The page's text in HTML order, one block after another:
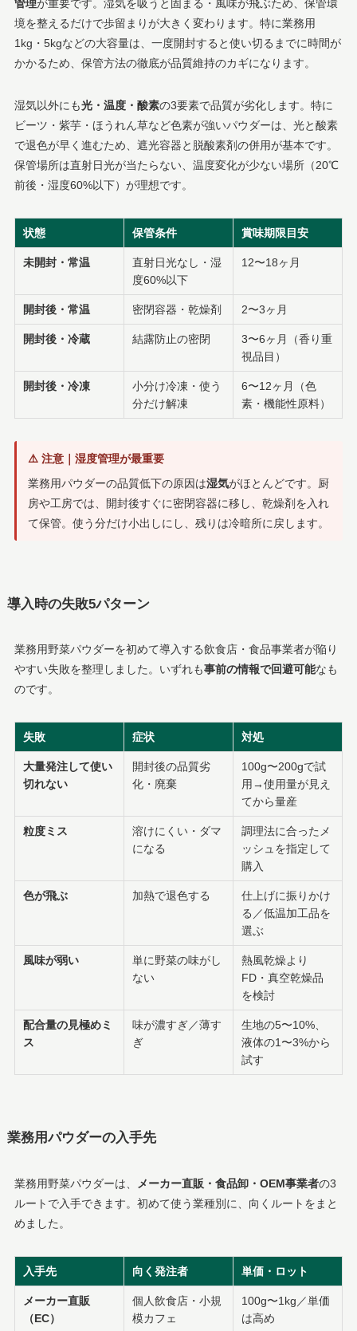
管理が重要です。湿気を吸うと固まる・風味が飛ぶため、保管環
境を整えるだけで歩留まりが大きく変わります。特に業務用
1kg・5kgなどの大容量は、一度開封すると使い切るまでに時間が
かかるため、保管方法の徹底が品質維持のカギになります。
湿気以外にも光・温度・酸素の3要素で品質が劣化します。特に
ビーツ・紫芋・ほうれん草など色素が強いパウダーは、光と酸素
で退色が早く進むため、遮光容器と脱酸素剤の併用が基本です。
保管場所は直射日光が当たらない、温度変化が少ない場所（20℃
前後・湿度60%以下）が理想です。
状態 保管条件 賞味期限目安
未開封・常温
直射日光なし・湿
度60%以下
12〜18ヶ月
開封後・常温 密閉容器・乾燥剤 2〜3ヶ月
開封後・冷蔵 結露防止の密閉
3〜6ヶ月（香り重
視品目）
開封後・冷凍
小分け冷凍・使う
分だけ解凍
6〜12ヶ月（色
素・機能性原料）
⚠️ 注意｜湿度管理が最重要
業務用パウダーの品質低下の原因は湿気がほとんどです。厨
房や工房では、開封後すぐに密閉容器に移し、乾燥剤を入れ
て保管。使う分だけ小出しにし、残りは冷暗所に戻します。
導入時の失敗5パターン
業務用野菜パウダーを初めて導入する飲食店・食品事業者が陥り
やすい失敗を整理しました。いずれも事前の情報で回避可能なも
のです。
失敗 症状 対処
大量発注して使い
切れない
開封後の品質劣
化・廃棄
100g〜200gで試
用→使用量が見え
てから量産
粒度ミス
溶けにくい・ダマ
になる
調理法に合ったメ
ッシュを指定して
購入
色が飛ぶ 加熱で退色する
仕上げに振りかけ
る／低温加工品を
選ぶ
風味が弱い
単に野菜の味がし
ない
熱風乾燥より
FD・真空乾燥品
を検討
配合量の見極めミ
ス
味が濃すぎ／薄す
ぎ
生地の5〜10%、
液体の1〜3%から
試す
業務用パウダーの入手先
業務用野菜パウダーは、 メーカー直販・食品卸・OEM事業者の3
ルートで入手できます。初めて使う業種別に、向くルートをまと
めました。
入手先 向く発注者 単価・ロット
メーカー直販
（EC）
個人飲食店・小規
模カフェ
100g〜1kg／単価
は高め